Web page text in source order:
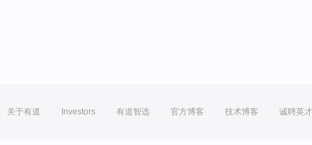
关于有道 Investors 有道智选 官方博客 技术博客 诚聘英才